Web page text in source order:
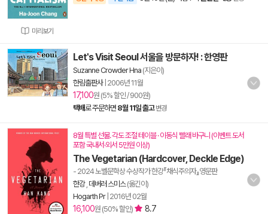
미리보기
Let's Visit Seoul 서울을 방문하자! : 한영판
Suzanne Crowder Hna (지은이)
한림출판사| 2006년 11월
17,100원 (5% 할인 / 900원)
택배로 주문하면 8월 11일 출고 변경
8월 특별 선물. 각도 조절 테이블 · 이동식 빨래 바구니 (이벤트 도서
포함 국내서·외서 5만원 이상)
The Vegetarian (Hardcover, Deckle Edge)
- 2024 노벨문학상 수상작가 한강『채식주의자』영문판
한강, 데버러 스미스(옮긴이)
Hogarth Pr 2016년 02월
16,100원 (50% 할인) 8.7